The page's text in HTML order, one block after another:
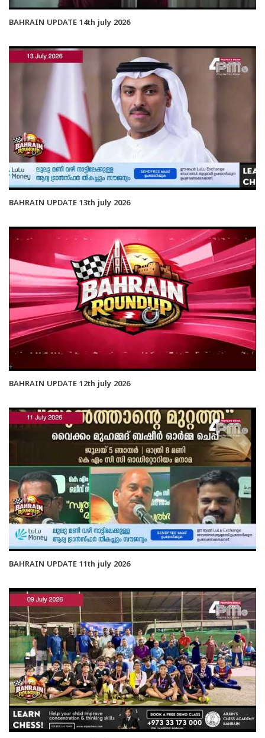
BAHRAIN UPDATE 14th july 2026
BAHRAIN UPDATE 13th july 2026
BAHRAIN UPDATE 12th july 2026
BAHRAIN UPDATE 11th july 2026